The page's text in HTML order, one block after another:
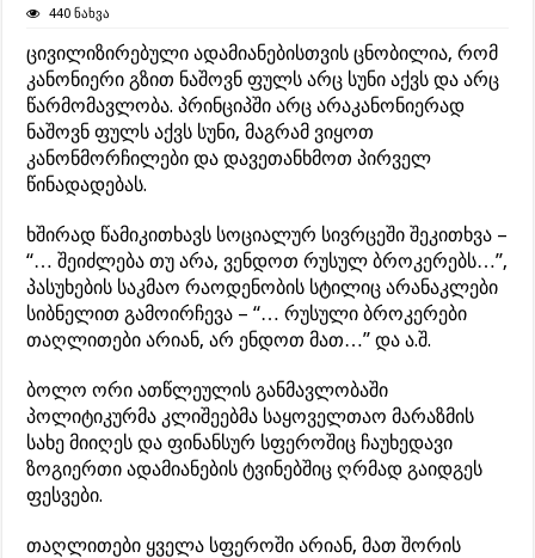
440 ნახვა
ცივილიზირებული ადამიანებისთვის ცნობილია, რომ
კანონიერი გზით ნაშოვნ ფულს არც სუნი აქვს და არც
წარმომავლობა. პრინციპში არც არაკანონიერად
ნაშოვნ ფულს აქვს სუნი, მაგრამ ვიყოთ
კანონმორჩილები და დავეთანხმოთ პირველ
წინადადებას.
ხშირად წამიკითხავს სოციალურ სივრცეში შეკითხვა –
“… შეიძლება თუ არა, ვენდოთ რუსულ ბროკერებს…”,
პასუხების საკმაო რაოდენობის სტილიც არანაკლები
სიბნელით გამოირჩევა – “… რუსული ბროკერები
თაღლითები არიან, არ ენდოთ მათ…” და ა.შ.
ბოლო ორი ათწლეულის განმავლობაში
პოლიტიკურმა კლიშეებმა საყოველთაო მარაზმის
სახე მიიღეს და ფინანსურ სფეროშიც ჩაუხედავი
ზოგიერთი ადამიანების ტვინებშიც ღრმად გაიდგეს
ფესვები.
თაღლითები ყველა სფეროში არიან, მათ შორის